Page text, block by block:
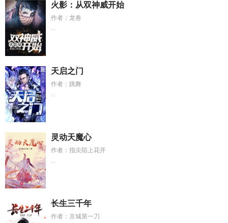
火影：从双神威开始
作者：龙卷
...
天启之门
作者：跳舞
...
灵动天魔心
作者：指尖陌上花开
...
长生三千年
作者：京城第一刀